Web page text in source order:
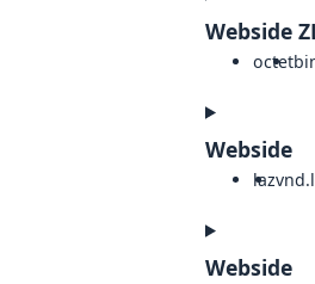
Webside
octet
Webside
laz
Webside